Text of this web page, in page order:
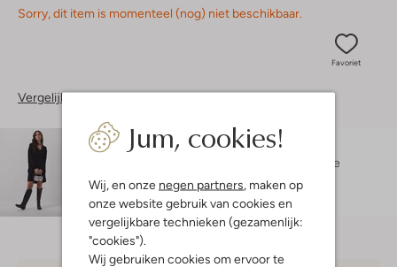
Jum, cookies!
Wij, en onze negen partners, maken op
onze website gebruik van cookies en
vergelijkbare technieken (gezamenlijk:
"cookies").
Wij gebruiken cookies om ervoor te
Sorry, dit item is momenteel (nog) niet beschikbaar.
Favoriet
Vergelijkbare items
Maatadvies
De
pasvorm isoversized